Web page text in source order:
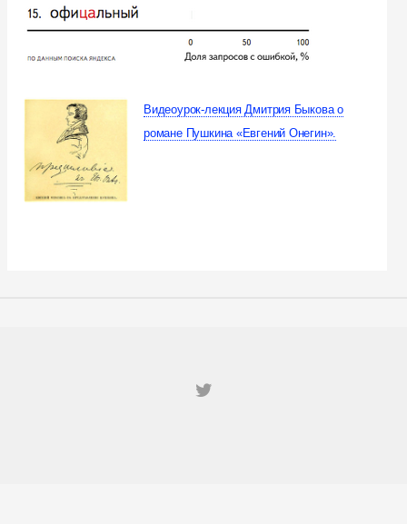
Видеоурок-лекция Дмитрия Быкова о
романе Пушкина «Евгений Онегин».